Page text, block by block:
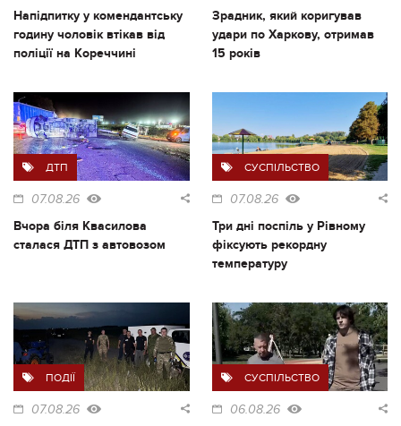
Напідпитку у комендантську
годину чоловік втікав від
поліції на Кореччині
Зрадник, який коригував
удари по Харкову, отримав
15 років
ДТП
07.08.26
Вчора біля Квасилова
сталася ДТП з автовозом
СУСПІЛЬСТВО
07.08.26
Три дні поспіль у Рівному
фіксують рекордну
температуру
ПОДІЇ
07.08.26
СУСПІЛЬСТВО
06.08.26